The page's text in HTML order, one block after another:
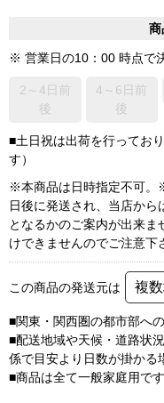
商
※ 営業日の10：00 時点で
2～4日前
後
4～6日前
後
■土日祝は出荷を行ってお
す）
※本商品は日時指定不可。
日後に発送され、当店か
となるかのご案内が出来
けできませんのでご注意下
この商品の発送元は 複
■関東・関西圏の都市部へ
■配送地域や天候・道路状
係で目安より日数が掛かる
■商品は全て一般家庭用で